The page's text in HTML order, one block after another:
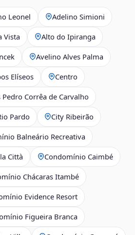
Leonel Adelino Simioni
Vista Alto do Ipiranga
Avelino Alves Palma
Elíseos Centro
Pedro Corrêa de Carvalho
Pardo City Ribeirão
Balneário Recreativa
Città Condomínio Caimbé
Chácaras Itambé
Evidence Resort
Figueira Branca